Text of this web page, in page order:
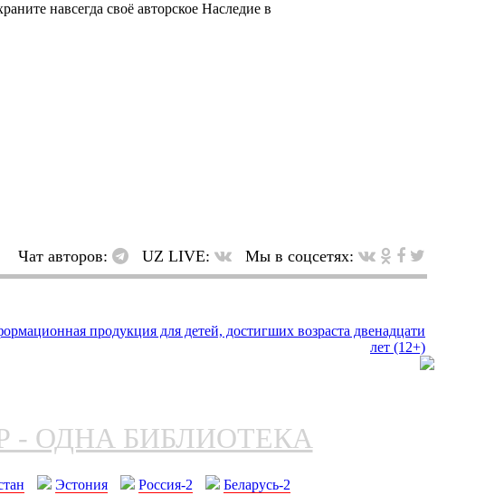
навсегда своё авторское Наследие в
Чат авторов: UZ LIVE: Мы в соцсетях:
ОДНА БИБЛИОТЕКА
Эстония Россия-2 Беларусь-2